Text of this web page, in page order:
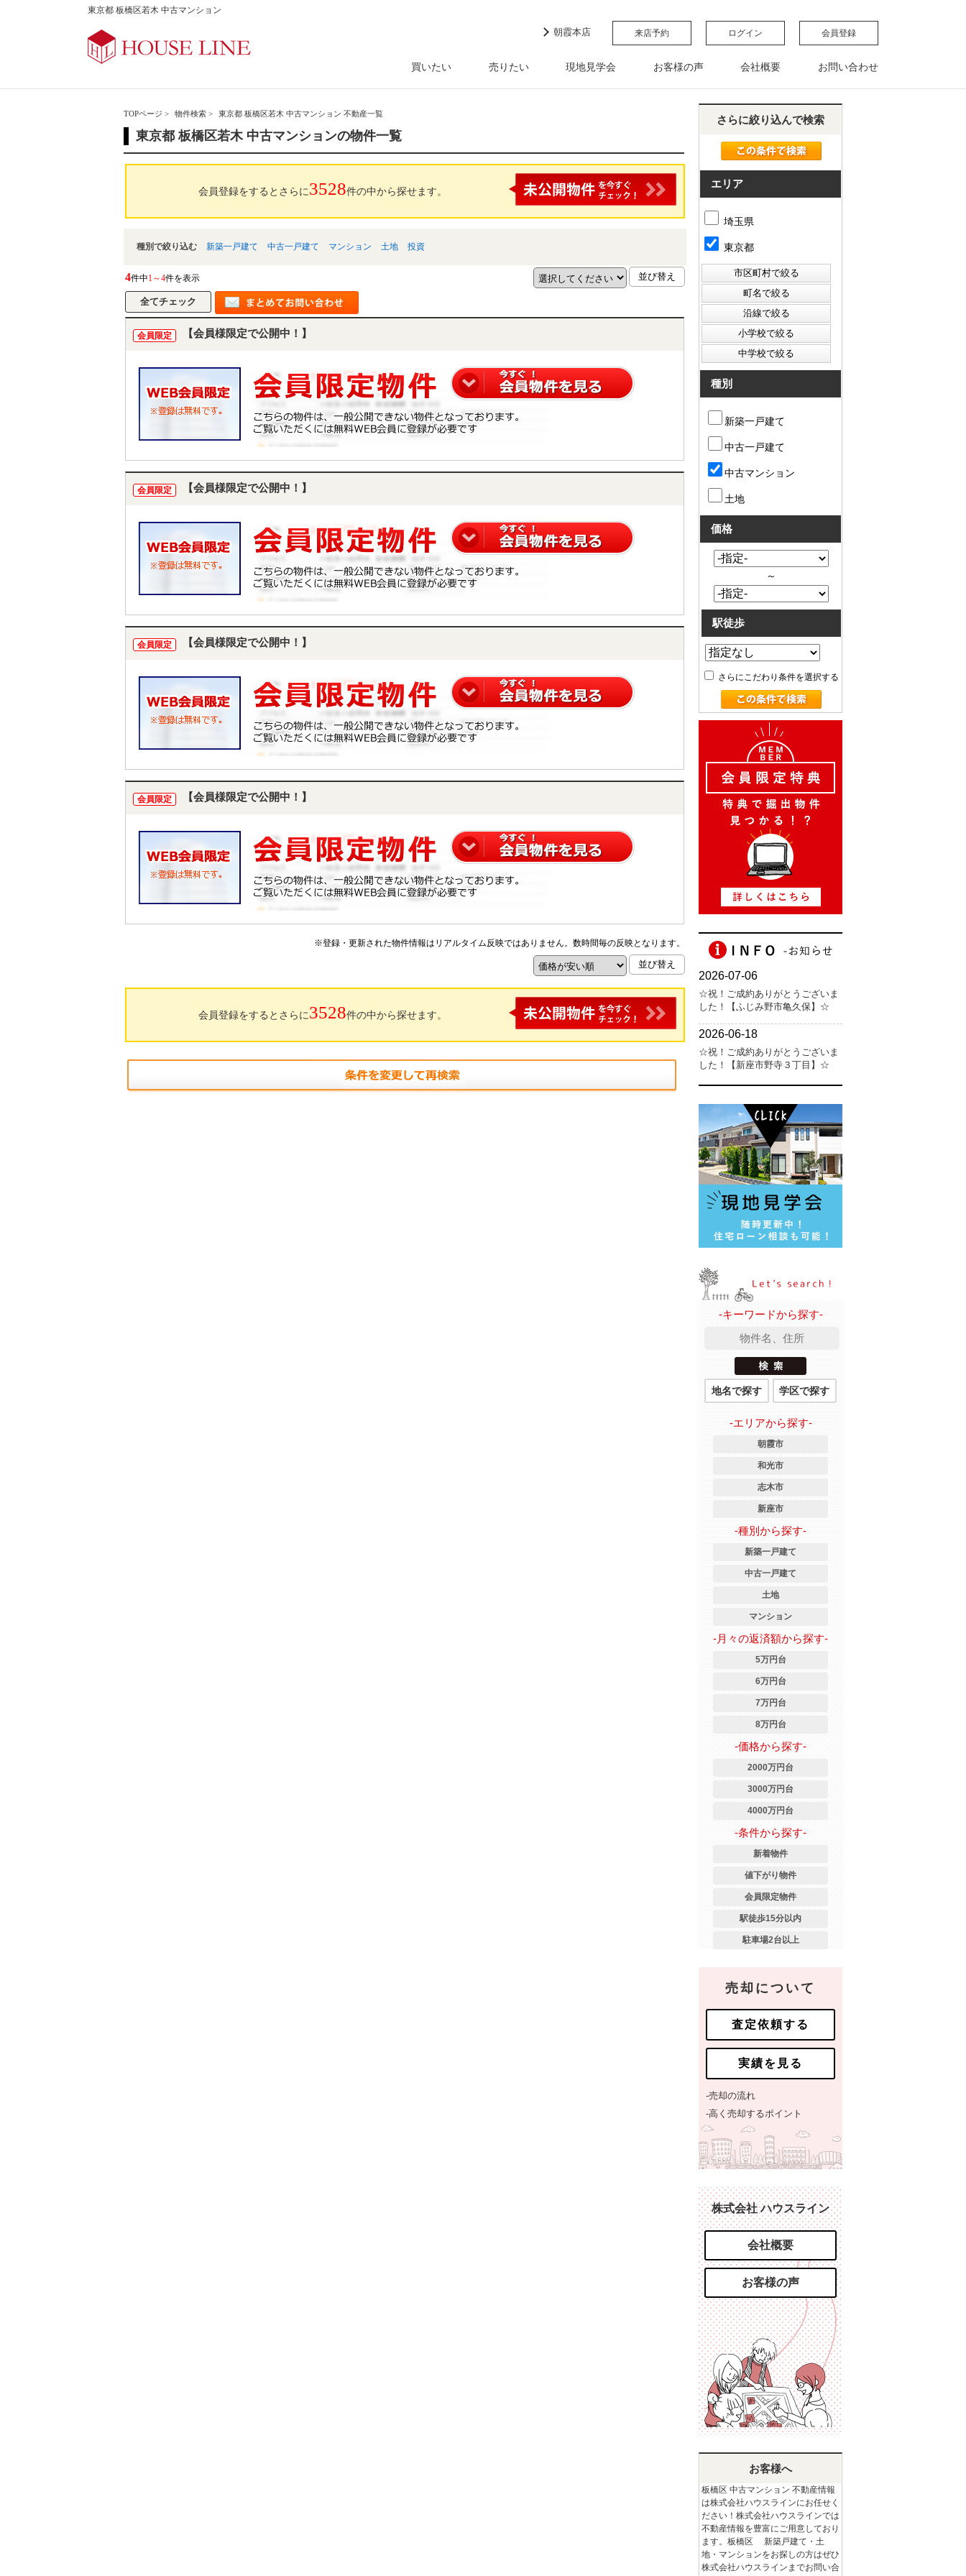
東京都 板橋区若木 中古マンション
朝霞本店 来店予約 ログイン 会員登録
買いたい 売りたい 現地見学会 お客様の声 会社概要 お問い合わせ
TOPページ > 物件検索 > 東京都 板橋区若木 中古マンション 不動産一覧
東京都 板橋区若木 中古マンションの物件一覧
会員登録をするとさらに3528件の中から探せます。
種別で絞り込む 新築一戸建て 中古一戸建て マンション 土地 投資
4件中1～4件を表示
会員限定 【会員様限定で公開中！】
会員限定 【会員様限定で公開中！】
会員限定 【会員様限定で公開中！】
会員限定 【会員様限定で公開中！】
※登録・更新された物件情報はリアルタイム反映ではありません。数時間毎の反映となります。
会員登録をするとさらに3528件の中から探せます。
さらに絞り込んで検索
エリア
埼玉県
東京都
種別
新築一戸建て
中古一戸建て
中古マンション
土地
価格
～
駅徒歩
さらにこだわり条件を選択する
-キーワードから探す-
地名で探す 学区で探す
-エリアから探す-
朝霞市
和光市
志木市
新座市
-種別から探す-
新築一戸建て
中古一戸建て
土地
マンション
-月々の返済額から探す-
5万円台
6万円台
7万円台
8万円台
-価格から探す-
2000万円台
3000万円台
4000万円台
-条件から探す-
新着物件
値下がり物件
会員限定物件
駅徒歩15分以内
駐車場2台以上
売却について
査定依頼する
実績を見る
-売却の流れ
-高く売却するポイント
株式会社 ハウスライン
会社概要
お客様の声
お客様へ
板橋区 中古マンション 不動産情報
は株式会社ハウスラインにお任せく
ださい！株式会社ハウスラインでは
不動産情報を豊富にご用意しており
ます。板橋区 新築戸建て・土
地・マンションをお探しの方はぜひ
株式会社ハウスラインまでお問い合